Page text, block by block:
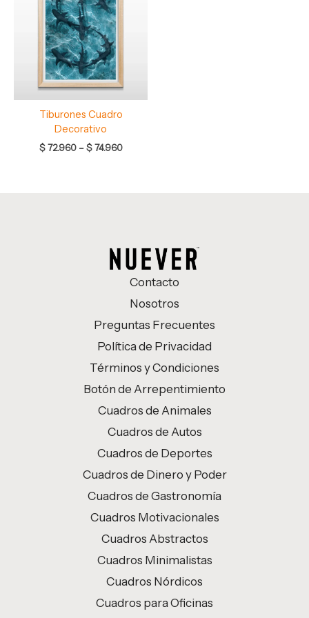
Tiburones Cuadro
Decorativo
$72.960 – $74.960
Contacto
Nosotros
Preguntas Frecuentes
Política de Privacidad
Términos y Condiciones
Botón de Arrepentimiento
Cuadros de Animales
Cuadros de Autos
Cuadros de Deportes
Cuadros de Dinero y Poder
Cuadros de Gastronomía
Cuadros Motivacionales
Cuadros Abstractos
Cuadros Minimalistas
Cuadros Nórdicos
Cuadros para Oficinas